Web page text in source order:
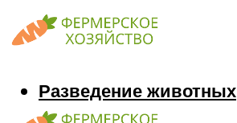
Разведение животных
Козы